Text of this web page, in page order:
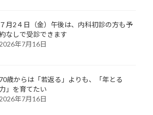
７月2４日（金）午後は、内科初診の方も予
なしで受診できます
2026年7月16日
70歳からは「若返る」よりも、「年とる
力」を育てたい
2026年7月16日